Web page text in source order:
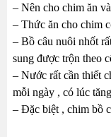
– Nên cho chim ăn
– Thức ăn cho chim
– Bồ câu nuôi nhốt
sung được trộn theo
– Nước rất cần thiết
mỗi ngày , có lúc
– Đặc biệt , chim bồ